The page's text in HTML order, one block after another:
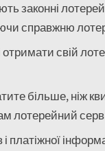
законні
справжню
свій
більше, ніж
лотерейний
платіжної